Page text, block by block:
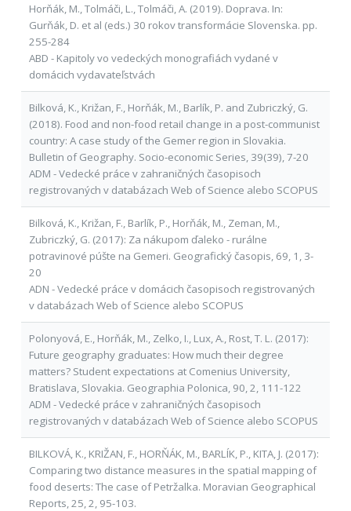
Horňák, M., Tolmáči, L., Tolmáči, A. (2019). Doprava. In:
Gurňák, D. et al (eds.) 30 rokov transformácie Slovenska. pp.
255-284
ABD - Kapitoly vo vedeckých monografiách vydané v
domácich vydavateľstvách
Bilková, K., Križan, F., Horňák, M., Barlík, P. and Zubriczký, G.
(2018). Food and non-food retail change in a post-communist
country: A case study of the Gemer region in Slovakia.
Bulletin of Geography. Socio-economic Series, 39(39), 7-20
ADM - Vedecké práce v zahraničných časopisoch
registrovaných v databázach Web of Science alebo SCOPUS
Bilková, K., Križan, F., Barlík, P., Horňák, M., Zeman, M.,
Zubriczký, G. (2017): Za nákupom ďaleko - rurálne
potravinové púšte na Gemeri. Geografický časopis, 69, 1, 3-
20
ADN - Vedecké práce v domácich časopisoch registrovaných
v databázach Web of Science alebo SCOPUS
Polonyová, E., Horňák, M., Zelko, I., Lux, A., Rost, T. L. (2017):
Future geography graduates: How much their degree
matters? Student expectations at Comenius University,
Bratislava, Slovakia. Geographia Polonica, 90, 2, 111-122
ADM - Vedecké práce v zahraničných časopisoch
registrovaných v databázach Web of Science alebo SCOPUS
BILKOVÁ, K., KRIŽAN, F., HORŇÁK, M., BARLÍK, P., KITA, J. (2017):
Comparing two distance measures in the spatial mapping of
food deserts: The case of Petržalka. Moravian Geographical
Reports, 25, 2, 95-103.